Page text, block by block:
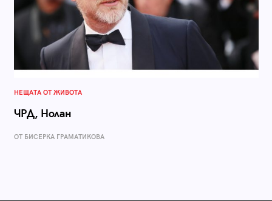
НЕЩАТА ОТ ЖИВОТА
ЧРД, Нолан
ОТ БИСЕРКА ГРАМАТИКОВА